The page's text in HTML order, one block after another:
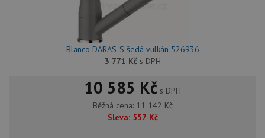
Blanco DARAS-S šedá vulkán 526936
3 771 Kčs DPH
10 585 Kč s DPH
Běžná cena: 11 142 Kč
Sleva: 557 Kč